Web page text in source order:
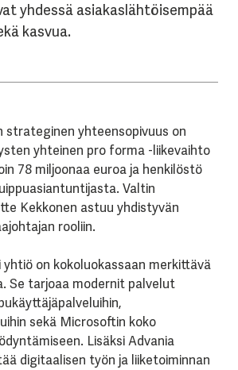
yhdessä asiakaslähtöisempää
kasvua.
strateginen yhteensopivuus on
yhteinen pro forma -liikevaihto
78 miljoonaa euroa ja henkilöstö
Valtin
Kekkonen astuu yhdistyvän
rooliin.
on kokoluokassaan merkittävä
Se tarjoaa modernit palvelut
sekä Microsoftin koko
Lisäksi Advania
digitaalisen työn ja liiketoiminnan